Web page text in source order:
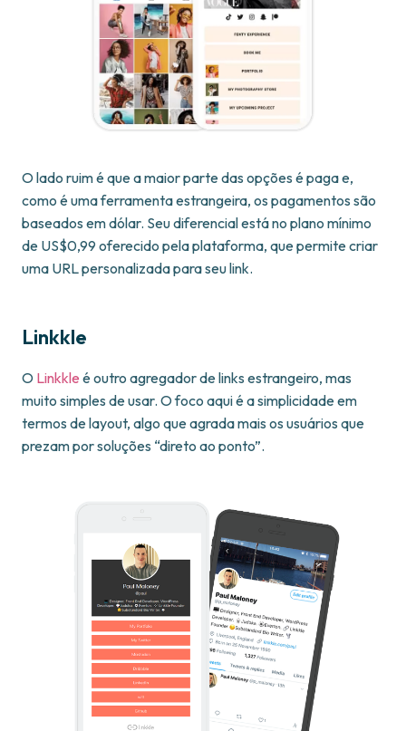
O lado ruim é que a maior parte das opções é paga e,
como é uma ferramenta estrangeira, os pagamentos são
baseados em dólar. Seu diferencial está no plano mínimo
de US$0,99 oferecido pela plataforma, que permite criar
uma URL personalizada para seu link.
Linkkle
O Linkkle é outro agregador de links estrangeiro, mas
muito simples de usar. O foco aqui é a simplicidade em
termos de layout, algo que agrada mais os usuários que
prezam por soluções “direto ao ponto”.